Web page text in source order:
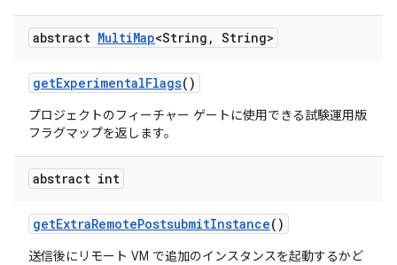
abstract MultiMap<String , String>
getExperimentalFlags()
プロジェクトのフィーチャー ゲートに使用できる試験運用版
フラグマップを返します。
abstract int
getExtraRemotePostsubmitInstance()
送信後にリモート VM で追加のインスタンスを起動するかど